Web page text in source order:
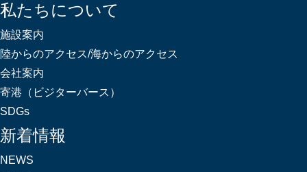
私たちについて
施設案内
陸からのアクセス/海からのアクセス
会社案内
寄港（ビジターバース）
SDGs
新着情報
NEWS